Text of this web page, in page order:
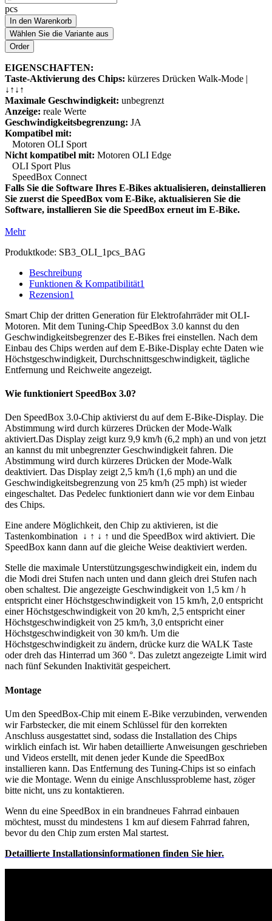
pcs
In den Warenkorb
Wählen Sie die Variante aus
EIGENSCHAFTEN:
Taste-Aktivierung des Chips: kürzeres Drücken Walk-Mode |
↓↑↓↑
Maximale Geschwindigkeit: unbegrenzt
Anzeige: reale Werte
Geschwindigkeitsbegrenzung: JA
Kompatibel mit:
Motoren OLI Sport
Nicht kompatibel mit: Motoren OLI Edge
OLI Sport Plus
SpeedBox Connect
Falls Sie die Software Ihres E-Bikes aktualisieren, deinstallieren
Sie zuerst die SpeedBox vom E-Bike, aktualisieren Sie die
Software, installieren Sie die SpeedBox erneut im E-Bike.
Mehr
Produktkode: SB3_OLI_1pcs_BAG
Beschreibung
Funktionen & Kompatibilität1
Rezension1
Smart Chip der dritten Generation für Elektrofahrräder mit OLI-
Motoren. Mit dem Tuning-Chip SpeedBox 3.0 kannst du den
Geschwindigkeitsbegrenzer des E-Bikes frei einstellen. Nach dem
Einbau des Chips werden auf dem E-Bike-Display echte Daten wie
Höchstgeschwindigkeit, Durchschnittsgeschwindigkeit, tägliche
Entfernung und Reichweite angezeigt.
Wie funktioniert SpeedBox 3.0?
Den SpeedBox 3.0-Chip aktivierst du auf dem E-Bike-Display. Die
Abstimmung wird durch kürzeres Drücken der Mode-Walk
aktiviert.Das Display zeigt kurz 9,9 km/h (6,2 mph) an und von jetzt
an kannst du mit unbegrenzter Geschwindigkeit fahren. Die
Abstimmung wird durch kürzeres Drücken der Mode-Walk
deaktiviert. Das Display zeigt 2,5 km/h (1,6 mph) an und die
Geschwindigkeitsbegrenzung von 25 km/h (25 mph) ist wieder
eingeschaltet. Das Pedelec funktioniert dann wie vor dem Einbau
des Chips.
Eine andere Möglichkeit, den Chip zu aktivieren, ist die
Tastenkombination ↓ ↑ ↓ ↑ und die SpeedBox wird aktiviert. Die
SpeedBox kann dann auf die gleiche Weise deaktiviert werden.
Stelle die maximale Unterstützungsgeschwindigkeit ein, indem du
die Modi drei Stufen nach unten und dann gleich drei Stufen nach
oben schaltest. Die angezeigte Geschwindigkeit von 1,5 km / h
entspricht einer Höchstgeschwindigkeit von 15 km/h, 2,0 entspricht
einer Höchstgeschwindigkeit von 20 km/h, 2,5 entspricht einer
Höchstgeschwindigkeit von 25 km/h, 3,0 entspricht einer
Höchstgeschwindigkeit von 30 km/h. Um die
Höchstgeschwindigkeit zu ändern, drücke kurz die WALK Taste
oder dreh das Hinterrad um 360 °. Das zuletzt angezeigte Limit wird
nach fünf Sekunden Inaktivität gespeichert.
Montage
Um den SpeedBox-Chip mit einem E-Bike verzubinden, verwenden
wir Farbstecker, die mit einem Schlüssel für den korrekten
Anschluss ausgestattet sind, sodass die Installation des Chips
wirklich einfach ist. Wir haben detaillierte Anweisungen geschrieben
und Videos erstellt, mit denen jeder Kunde die SpeedBox
installieren kann. Das Entfernung des Tuning-Chips ist so einfach
wie die Montage. Wenn du einige Anschlussprobleme hast, zöger
bitte nicht, uns zu kontaktieren.
Wenn du eine SpeedBox in ein brandneues Fahrrad einbauen
möchtest, musst du mindestens 1 km auf diesem Fahrrad fahren,
bevor du den Chip zum ersten Mal startest.
Detaillierte Installationsinformationen finden Sie hier.